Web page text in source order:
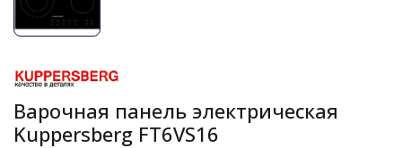
Варочная панель электрическая
Kuppersberg FT6VS16